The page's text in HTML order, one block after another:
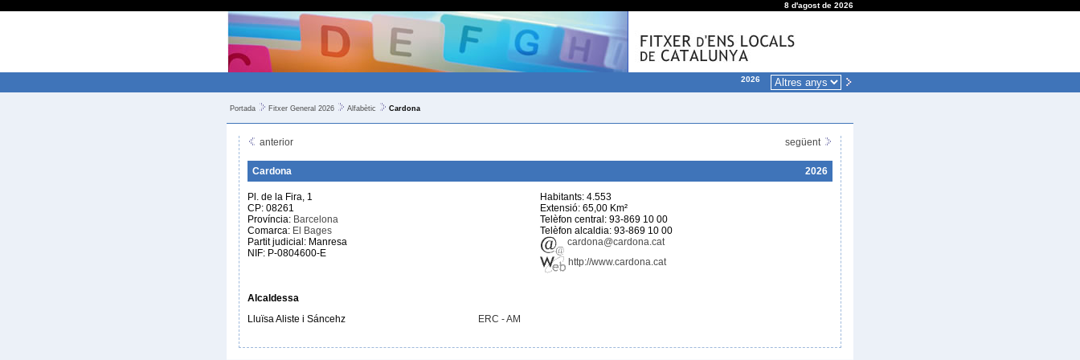
8 d'agost de 2026
2026
Portada Fitxer General 2026 Alfabètic Cardona
anterior següent
Cardona 2026
Pl. de la Fira, 1
CP: 08261
Província: Barcelona
Comarca: El Bages
Partit judicial: Manresa
NIF: P-0804600-E
Habitants: 4.553
Extensió: 65,00 Km²
Telèfon central: 93-869 10 00
Telèfon alcaldia: 93-869 10 00
cardona@cardona.cat
http://www.cardona.cat
Alcaldessa
Lluïsa Aliste i Sáncehz
ERC - AM